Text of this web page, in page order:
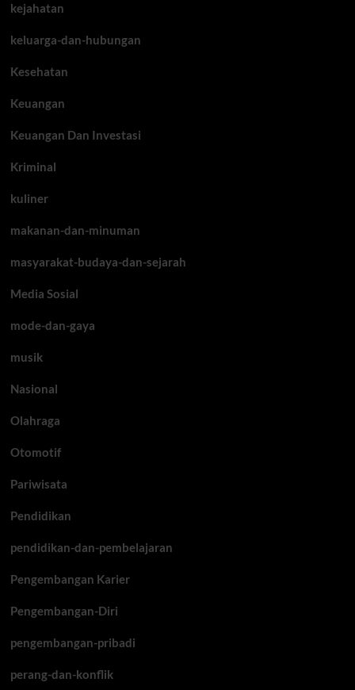
kejahatan
keluarga-dan-hubungan
Kesehatan
Keuangan
Keuangan Dan Investasi
Kriminal
kuliner
makanan-dan-minuman
masyarakat-budaya-dan-sejarah
Media Sosial
mode-dan-gaya
musik
Nasional
Olahraga
Otomotif
Pariwisata
Pendidikan
pendidikan-dan-pembelajaran
Pengembangan Karier
Pengembangan-Diri
pengembangan-pribadi
perang-dan-konflik